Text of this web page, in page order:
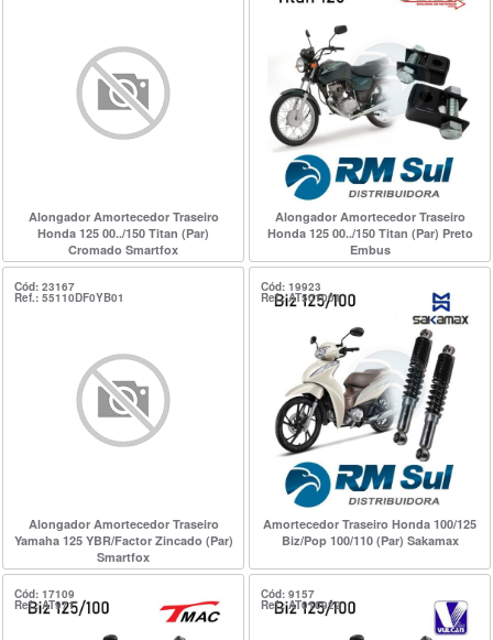
Alongador Amortecedor Traseiro
Honda 125 00../150 Titan (Par)
Cromado Smartfox
Alongador Amortecedor Traseiro
Honda 125 00../150 Titan (Par) Preto
Embus
Cód: 23167
Ref.: 55110DF0YB01
Alongador Amortecedor Traseiro
Yamaha 125 YBR/Factor Zincado (Par)
Smartfox
Cód: 19923
Ref.: AT501001
Amortecedor Traseiro Honda 100/125
Biz/Pop 100/110 (Par) Sakamax
Cód: 17109
Ref.: AT971
Cód: 9157
Ref.: AT010922